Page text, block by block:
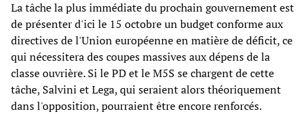
La tâche la plus immédiate du prochain gouvernement est
de présenter d'ici le 15 octobre un budget conforme aux
directives de l'Union européenne en matière de déficit, ce
qui nécessitera des coupes massives aux dépens de la
classe ouvrière. Si le PD et le M5S se chargent de cette
tâche, Salvini et Lega, qui seraient alors théoriquement
dans l'opposition, pourraient être encore renforcés.